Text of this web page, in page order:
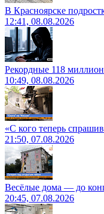
В Красноярске
12:41, 08.08.2026
Рекордные 118
10:49, 08.08.2026
«С кого теперь
21:50, 07.08.2026
Весёлые дома — до
20:45, 07.08.2026